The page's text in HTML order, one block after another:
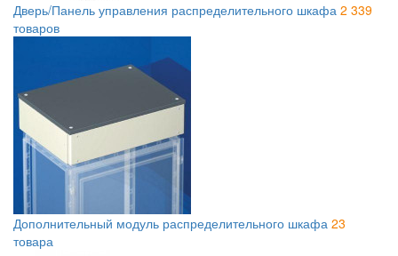
Дверь/Панель управления распределительного шкафа 2 339
товаров
Дополнительный модуль распределительного шкафа 23
товара